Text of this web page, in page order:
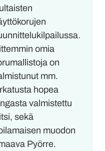
omia
on
mm.
hopea
valmistettu
sekä
muodon
Pyörre.